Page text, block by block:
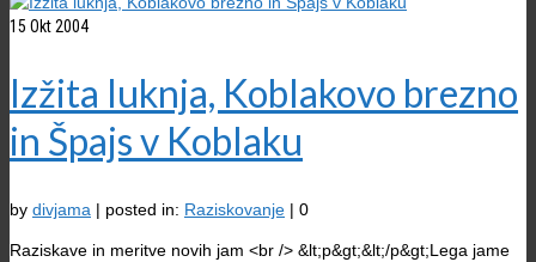
15 Okt 2004
Izžita luknja, Koblakovo brezno
in Špajs v Koblaku
by divjama | posted in: Raziskovanje | 0
Raziskave in meritve novih jam <br /> &lt;p&gt;&lt;/p&gt;Lega jame